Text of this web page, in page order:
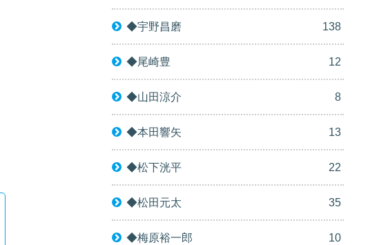
◆宇野昌磨 138
◆尾崎豊 12
◆山田涼介 8
◆本田響矢 13
◆松下洸平 22
◆松田元太 35
◆梅原裕一郎 10